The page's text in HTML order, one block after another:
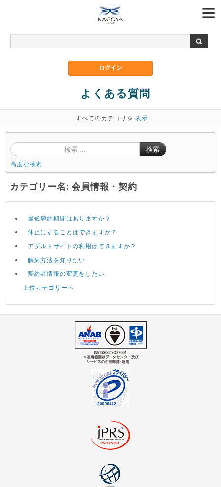
よくある質問
すべてのカテゴリを 表示
検索
高度な検索
カテゴリー名: 会員情報・契約
最低契約期間はありますか？
休止にすることはできますか？
アダルトサイトの利用はできますか？
解約方法を知りたい
契約者情報の変更をしたい
上位カテゴリーへ